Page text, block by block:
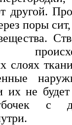
другой.
поры
слоях
их не
с